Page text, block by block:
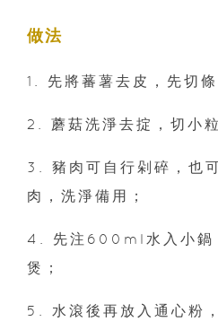
做法
1. 先將蕃薯去皮，先切條
2. 蘑菇洗淨去掟，切小
3. 豬肉可自行剁碎，也
肉，洗淨備用；
4. 先注600ml水入小鍋
煲；
5. 水滾後再放入通心粉